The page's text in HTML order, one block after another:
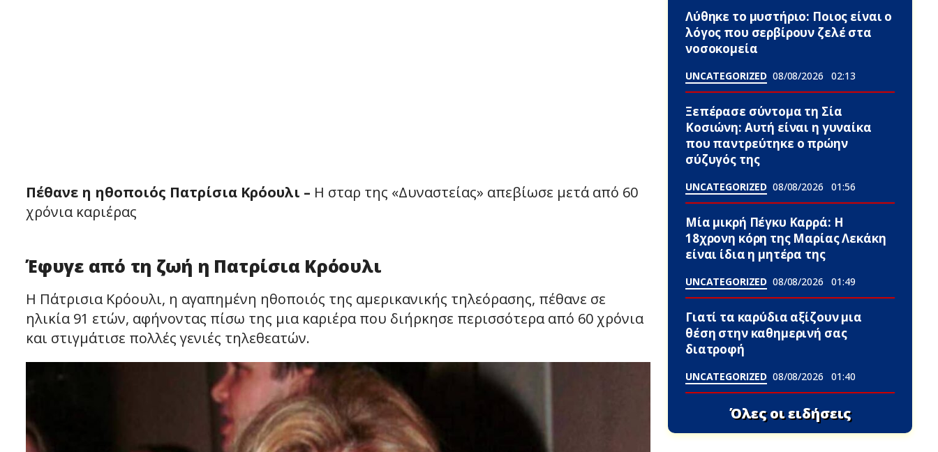
Πέθανε η ηθοποιός Πατρίσια Κρόουλι – Η σταρ της «Δυναστείας» απεβίωσε μετά από 60
χρόνια καριέρας
Έφυγε από τη ζωή η Πατρίσια Κρόουλι
Η Πάτρισια Κρόουλι, η αγαπημένη ηθοποιός της αμερικανικής τηλεόρασης, πέθανε σε
ηλικία 91 ετών, αφήνοντας πίσω της μια καριέρα που διήρκησε περισσότερα από 60 χρόνια
και στιγμάτισε πολλές γενιές τηλεθεατών.
Λύθηκε το μυστήριο: Ποιος είναι ο
λόγος που σερβίρουν ζελέ στα
νοσοκομεία
UNCATEGORIZED 08/08/2026 02:13
Ξεπέρασε σύντομα τη Σία
Κοσιώνη: Αυτή είναι η γυναίκα
που παντρεύτηκε ο πρώην
σύζυγός της
UNCATEGORIZED 08/08/2026 01:56
Μία μικρή Πέγκυ Καρρά: Η
18χρονη κόρη της Μαρίας Λεκάκη
είναι ίδια η μητέρα της
UNCATEGORIZED 08/08/2026 01:49
Γιατί τα καρύδια αξίζουν μια
θέση στην καθημερινή σας
διατροφή
UNCATEGORIZED 08/08/2026 01:40
Όλες οι ειδήσεις